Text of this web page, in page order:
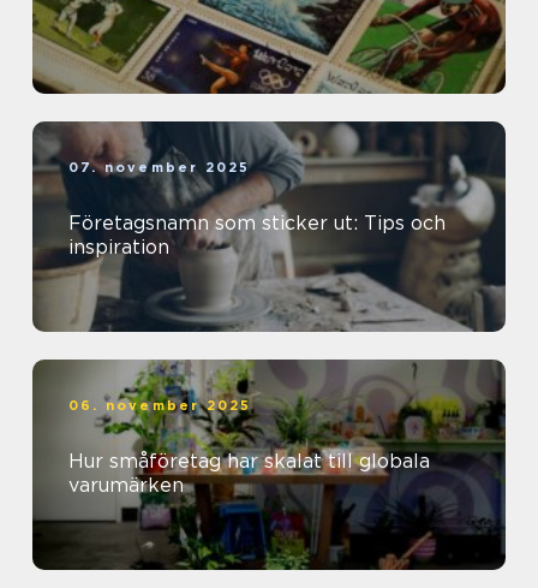
07. november 2025
Företagsnamn som sticker ut: Tips och
inspiration
06. november 2025
Hur småföretag har skalat till globala
varumärken